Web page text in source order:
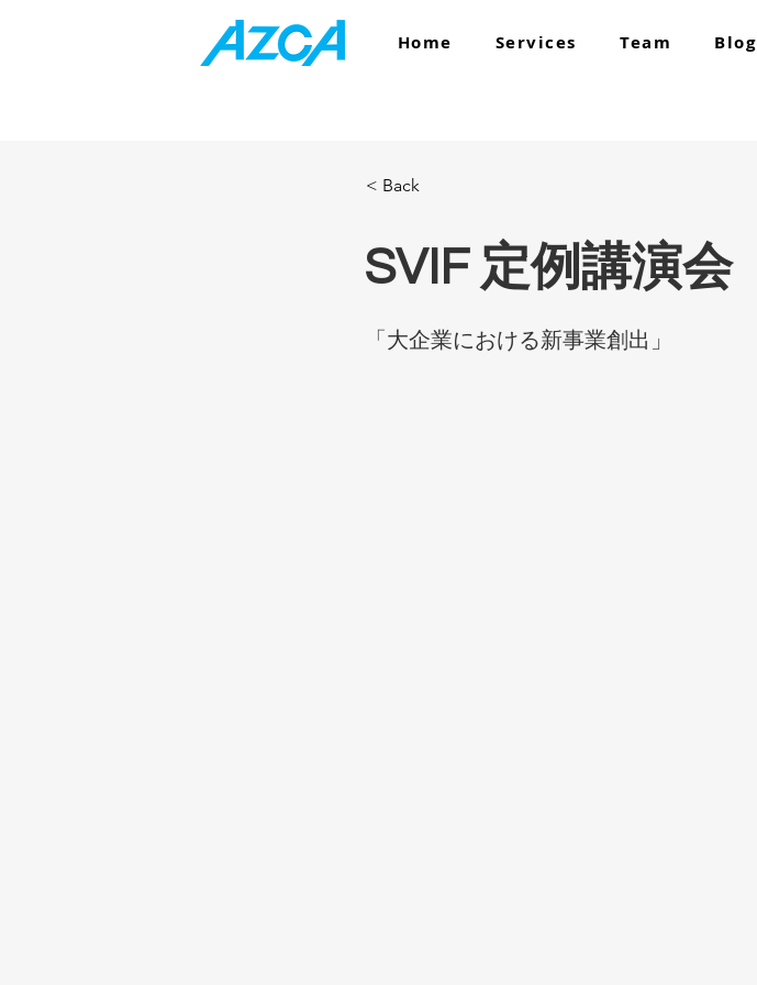
Home Services Team Blog
< Back
SVIF 定例講演会
「大企業における新事業創出」